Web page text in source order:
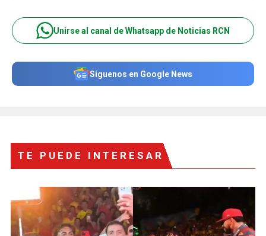
Unirse al canal de Whatsapp de Noticias RCN
Síguenos en Google News
TE PUEDE INTERESAR